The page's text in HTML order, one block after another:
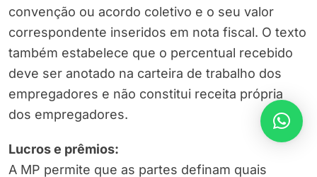
convenção ou acordo coletivo e o seu valor
correspondente inseridos em nota fiscal. O texto
também estabelece que o percentual recebido
deve ser anotado na carteira de trabalho dos
empregadores e não constitui receita própria
dos empregadores.
Lucros e prêmios:
A MP permite que as partes definam quais